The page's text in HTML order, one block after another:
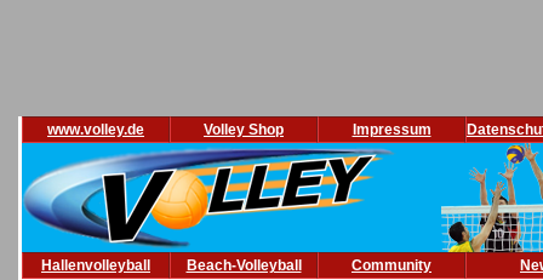
www.volley.de Volley Shop Impressum
Hallenvolleyball Beach-Volleyball Community